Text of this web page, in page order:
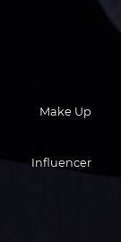
Make Up
Influencer